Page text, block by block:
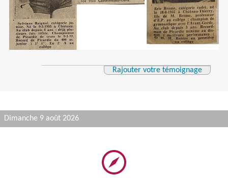
Rajouter votre témoignage
Dimanche 9 août 2026